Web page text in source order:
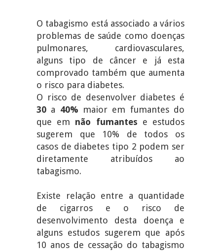
O tabagismo está associado a vários
problemas de saúde como doenças
pulmonares, cardiovasculares,
alguns tipo de câncer e já esta
comprovado também que aumenta
o risco para diabetes.
O risco de desenvolver diabetes é
30 a 40% maior em fumantes do
que em não fumantes e estudos
sugerem que 10% de todos os
casos de diabetes tipo 2 podem ser
diretamente atribuídos ao
tabagismo.
Existe relação entre a quantidade
de cigarros e o risco de
desenvolvimento desta doença e
alguns estudos sugerem que após
10 anos de cessação do tabagismo